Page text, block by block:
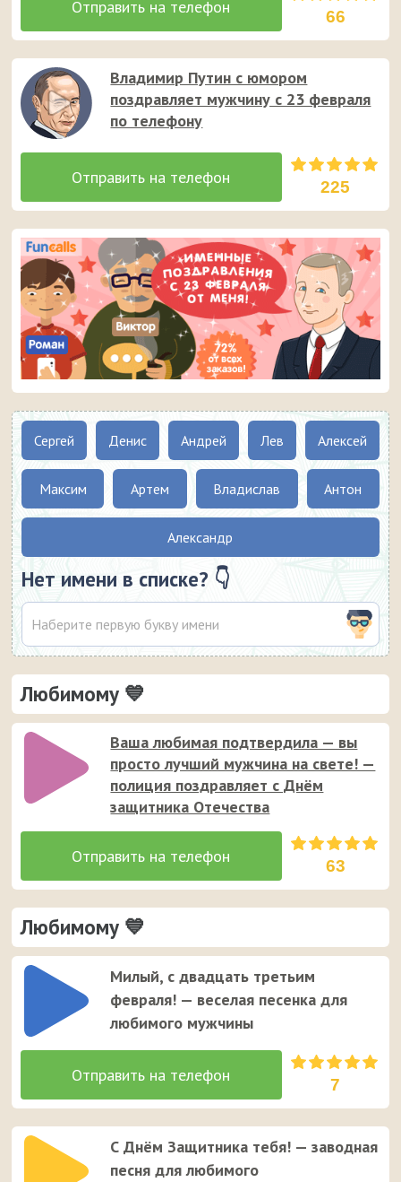
66
Владимир Путин с юмором
поздравляет мужчину с 23 февраля
по телефону
225
Сергей Денис Андрей Лев Алексей
Максим Артем Владислав Антон
Александр
Нет имени в списке? 👇
Любимому 💙
Ваша любимая подтвердила — вы
просто лучший мужчина на свете! —
полиция поздравляет с Днём
защитника Отечества
63
Любимому 💙
Милый, с двадцать третьим
февраля! — веселая песенка для
любимого мужчины
7
С Днём Защитника тебя! — заводная
песня для любимого